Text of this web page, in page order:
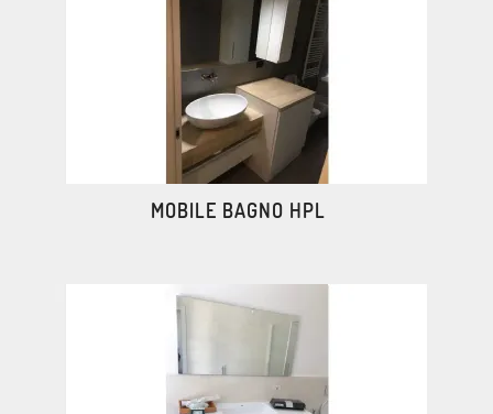
MOBILE BAGNO HPL